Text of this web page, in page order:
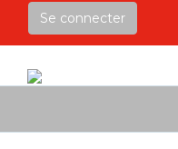
Se connecter